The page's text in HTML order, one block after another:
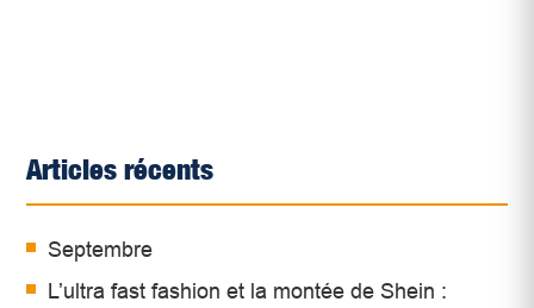
Articles récents
Septembre
L’ultra fast fashion et la montée de Shein :